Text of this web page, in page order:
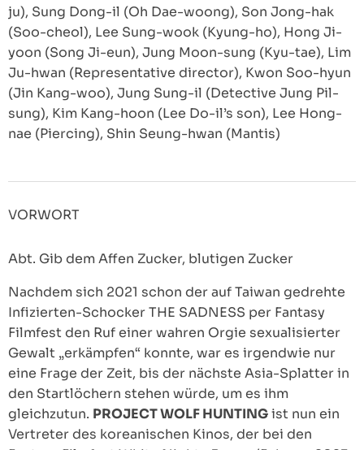
ju), Sung Dong-il (Oh Dae-woong), Son Jong-hak
(Soo-cheol), Lee Sung-wook (Kyung-ho), Hong Ji-
yoon (Song Ji-eun), Jung Moon-sung (Kyu-tae), Lim
Ju-hwan (Representative director), Kwon Soo-hyun
(Jin Kang-woo), Jung Sung-il (Detective Jung Pil-
sung), Kim Kang-hoon (Lee Do-il’s son), Lee Hong-
nae (Piercing), Shin Seung-hwan (Mantis)
VORWORT
Abt. Gib dem Affen Zucker, blutigen Zucker
Nachdem sich 2021 schon der auf Taiwan gedrehte
Infizierten-Schocker THE SADNESS per Fantasy
Filmfest den Ruf einer wahren Orgie sexualisierter
Gewalt „erkämpfen“ konnte, war es irgendwie nur
eine Frage der Zeit, bis der nächste Asia-Splatter in
den Startlöchern stehen würde, um es ihm
gleichzutun. PROJECT WOLF HUNTINGist nun ein
Vertreter des koreanischen Kinos, der bei den